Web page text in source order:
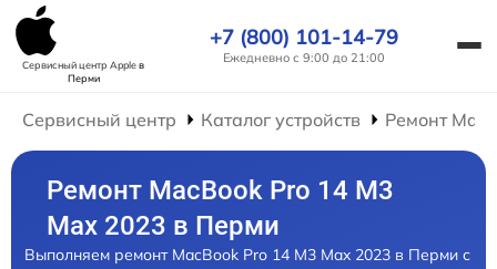
Сервисный центр Appleв
Перми
+7 (800) 101-14-79
Ежедневно с 9:00 до 21:00
Сервисный центр Каталог устройств Ремонт
Ремонт MacBook Pro 14 M3
Max 2023 в Перми
Выполняем ремонт MacBook Pro 14 M3 Max 2023 в Перми с